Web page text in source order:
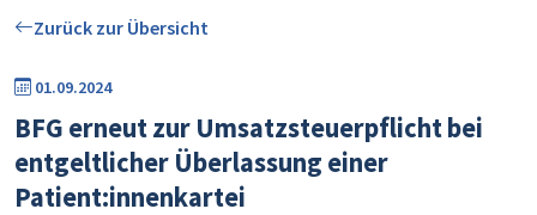
Zurück zur Übersicht
01.09.2024
BFG erneut zur Umsatzsteuerpflicht bei
entgeltlicher Überlassung einer
Patient:innenkartei